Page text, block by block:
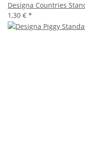
Designa Countries
1,30 € *